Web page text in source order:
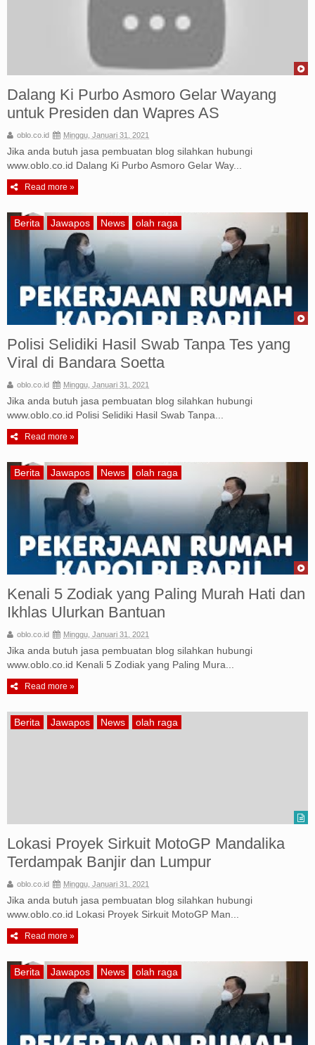
Dalang Ki Purbo Asmoro Gelar Wayang
untuk Presiden dan Wapres AS
oblo.co.id Minggu, Januari 31, 2021
Jika anda butuh jasa pembuatan blog silahkan hubungi
www.oblo.co.id Dalang Ki Purbo Asmoro Gelar Way...
Read more »
Polisi Selidiki Hasil Swab Tanpa Tes yang
Viral di Bandara Soetta
oblo.co.id Minggu, Januari 31, 2021
Jika anda butuh jasa pembuatan blog silahkan hubungi
www.oblo.co.id Polisi Selidiki Hasil Swab Tanpa...
Read more »
Berita Jawapos News olah raga
Kenali 5 Zodiak yang Paling Murah Hati dan
Ikhlas Ulurkan Bantuan
oblo.co.id Minggu, Januari 31, 2021
Jika anda butuh jasa pembuatan blog silahkan hubungi
www.oblo.co.id Kenali 5 Zodiak yang Paling Mura...
Read more »
Berita Jawapos News olah raga
Lokasi Proyek Sirkuit MotoGP Mandalika
Terdampak Banjir dan Lumpur
oblo.co.id Minggu, Januari 31, 2021
Jika anda butuh jasa pembuatan blog silahkan hubungi
www.oblo.co.id Lokasi Proyek Sirkuit MotoGP Man...
Read more »
Berita Jawapos News olah raga
Berita Jawapos News olah raga